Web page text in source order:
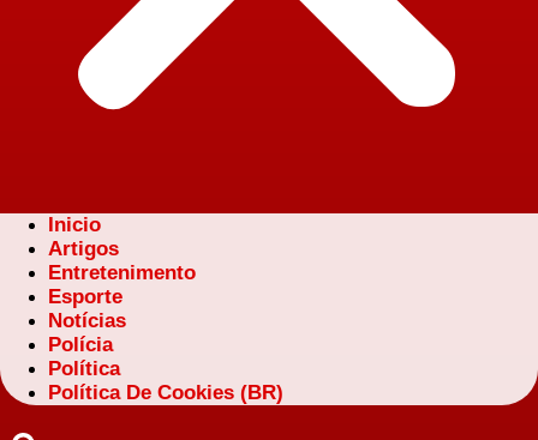
Inicio
Artigos
Entretenimento
Esporte
Notícias
Polícia
Política
Política De Cookies (BR)